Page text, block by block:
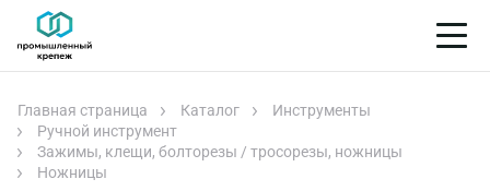
Главная страница Каталог
Инструменты
Ручной инструмент
Зажимы, клещи, болторезы / тросорезы, ножницы
Ножницы